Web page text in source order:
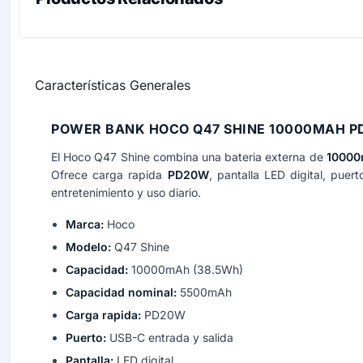
Características Generales
POWER BANK HOCO Q47 SHINE 10000MAH
El Hoco Q47 Shine combina una bateria externa de
Ofrece carga rapida PD20W, pantalla LED digital,
entretenimiento y uso diario.
Marca: Hoco
Modelo: Q47 Shine
Capacidad: 10000mAh (38.5Wh)
Capacidad nominal: 5500mAh
Carga rapida: PD20W
Puerto: USB-C entrada y salida
Pantalla: LED digital